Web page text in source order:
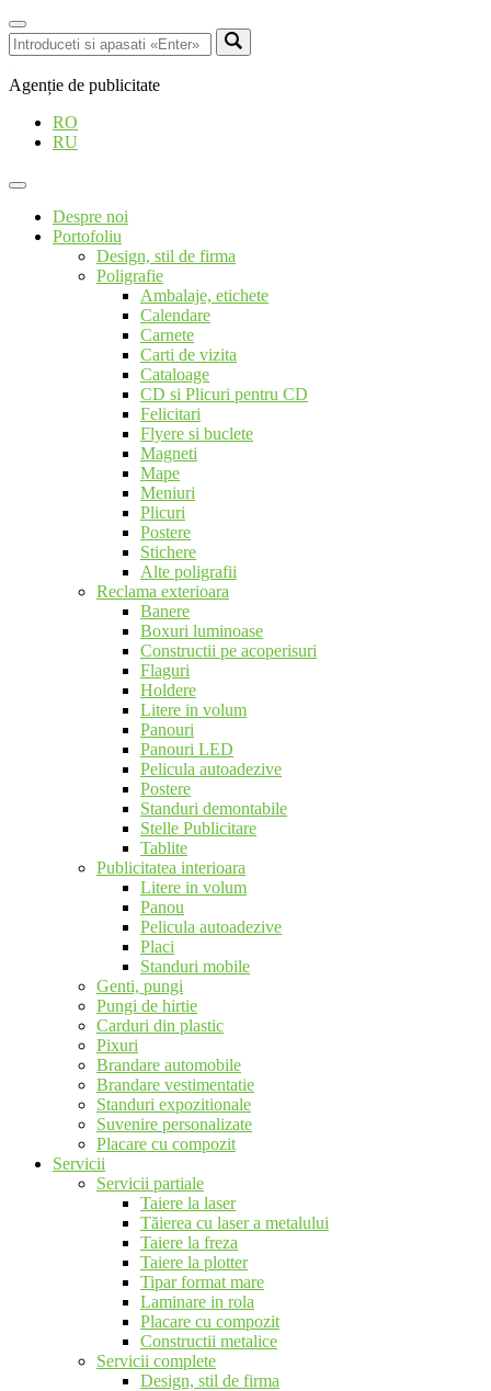
Agenție de publicitate
RO
RU
Despre noi
Portofoliu
Design, stil de firma
Poligrafie
Ambalaje, etichete
Calendare
Carnete
Carti de vizita
Cataloage
CD si Plicuri pentru CD
Felicitari
Flyere si buclete
Magneti
Mape
Meniuri
Plicuri
Postere
Stichere
Alte poligrafii
Reclama exterioara
Banere
Boxuri luminoase
Constructii pe acoperisuri
Flaguri
Holdere
Litere in volum
Panouri
Panouri LED
Pelicula autoadezive
Postere
Standuri demontabile
Stelle Publicitare
Tablite
Publicitatea interioara
Litere in volum
Panou
Pelicula autoadezive
Placi
Standuri mobile
Genti, pungi
Pungi de hirtie
Carduri din plastic
Pixuri
Brandare automobile
Brandare vestimentatie
Standuri expozitionale
Suvenire personalizate
Placare cu compozit
Servicii
Servicii partiale
Taiere la laser
Tăierea cu laser a metalului
Taiere la freza
Taiere la plotter
Tipar format mare
Laminare in rola
Placare cu compozit
Constructii metalice
Servicii complete
Design, stil de firma